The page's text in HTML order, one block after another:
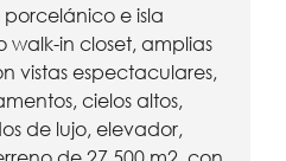
e isla
in closet, amplias
vistas espectaculares,
cielos altos,
de lujo, elevador,